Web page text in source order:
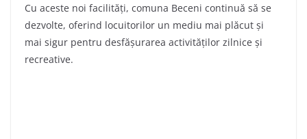
Cu aceste noi facilități, comuna Beceni continuă să se
dezvolte, oferind locuitorilor un mediu mai plăcut și
mai sigur pentru desfășurarea activităților zilnice și
recreative.